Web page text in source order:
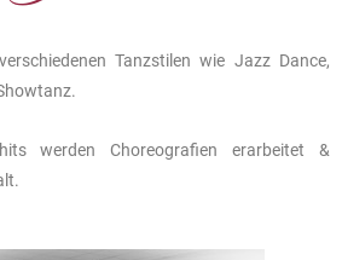
Tanzstilen wie Jazz Dance,
werden Choreografien erarbeitet &